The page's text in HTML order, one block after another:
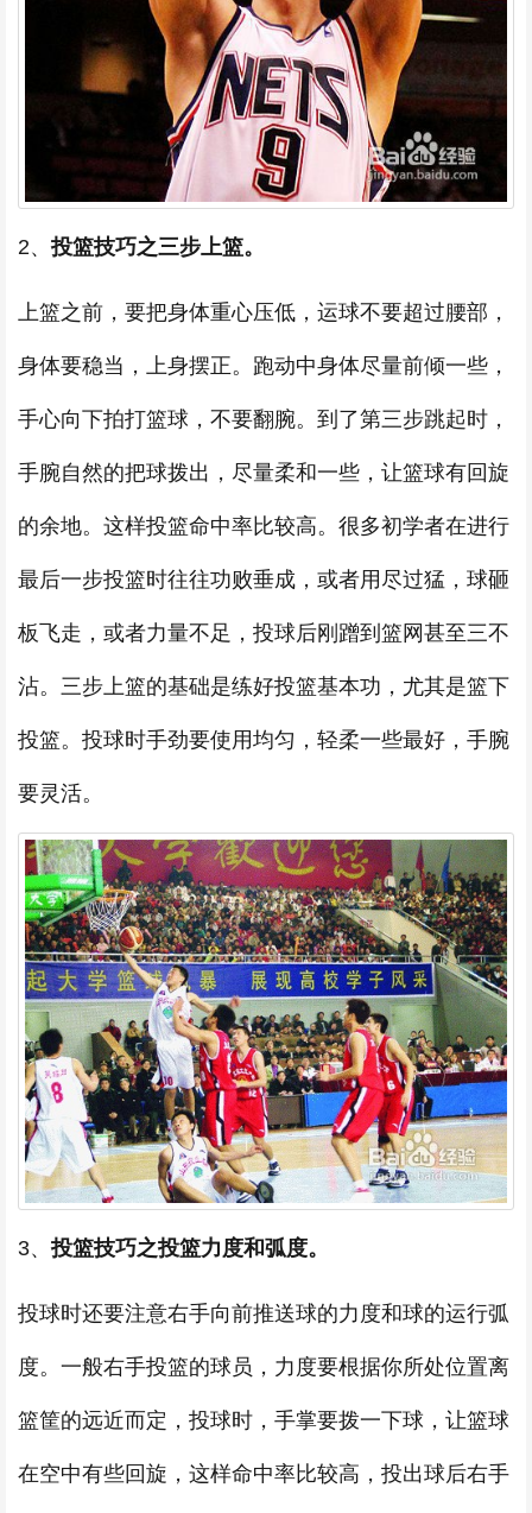
2、投篮技巧之三步上篮。
上篮之前，要把身体重心压低，运球不要超过腰部，
身体要稳当，上身摆正。跑动中身体尽量前倾一些，
手心向下拍打篮球，不要翻腕。到了第三步跳起时，
手腕自然的把球拨出，尽量柔和一些，让篮球有回旋
的余地。这样投篮命中率比较高。很多初学者在进行
最后一步投篮时往往功败垂成，或者用尽过猛，球砸
板飞走，或者力量不足，投球后刚蹭到篮网甚至三不
沾。三步上篮的基础是练好投篮基本功，尤其是篮下
投篮。投球时手劲要使用均匀，轻柔一些最好，手腕
要灵活。
3、投篮技巧之投篮力度和弧度。
投球时还要注意右手向前推送球的力度和球的运行弧
度。一般右手投篮的球员，力度要根据你所处位置离
篮筐的远近而定，投球时，手掌要拨一下球，让篮球
在空中有些回旋，这样命中率比较高，投出球后右手